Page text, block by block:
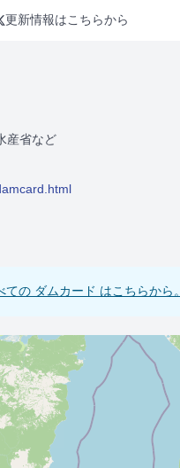
更新情報はこちらから
産省など
ての ダムカード はこちらから。